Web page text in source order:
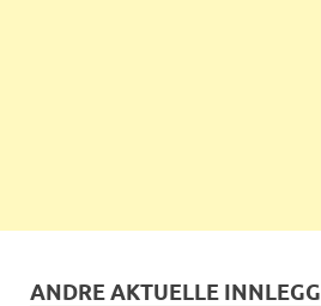
ANDRE AKTUELLE INNLEGG